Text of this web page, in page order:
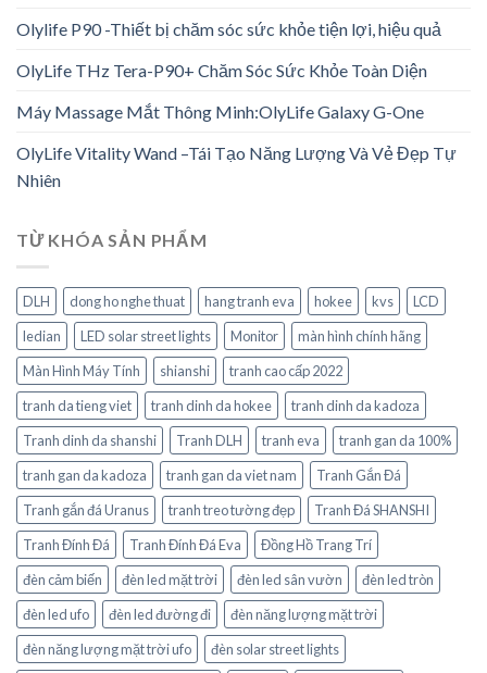
Olylife P90 -Thiết bị chăm sóc sức khỏe tiện lợi, hiệu quả
OlyLife THz Tera-P90+ Chăm Sóc Sức Khỏe Toàn Diện
Máy Massage Mắt Thông Minh:OlyLife Galaxy G-One
OlyLife Vitality Wand –Tái Tạo Năng Lượng Và Vẻ Đẹp Tự
Nhiên
TỪ KHÓA SẢN PHẨM
DLH dong ho nghe thuat hang tranh eva hokee kvs
LCD
ledian
LED solar street lights Monitor
màn hình chính hãng
Màn Hình Máy Tính
shianshi
tranh cao cấp 2022
tranh da tieng viet
tranh dinh da hokee
tranh dinh da kadoza
Tranh dinh da shanshi
Tranh DLH tranh eva
tranh gan da 100%
tranh gan da kadoza
tranh gan da viet nam
Tranh Gắn Đá
Tranh gắn đá Uranus
tranh treo tường đẹp
Tranh Đá SHANSHI
Tranh Đính Đá
Tranh Đính Đá Eva
Đồng Hồ Trang Trí
đèn cảm biến
đèn led mặt trời đèn led sân vườn
đèn led tròn
đèn led ufo
đèn led đường đi
đèn năng lượng mặt trời
đèn năng lượng mặt trời ufo
đèn solar street lights